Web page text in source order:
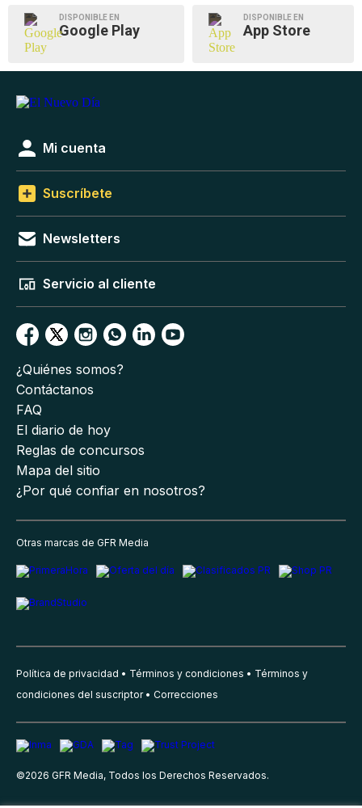
DISPONIBLE EN
Google Play
DISPONIBLE EN
App Store
Mi cuenta
Suscríbete
Newsletters
Servicio al cliente
¿Quiénes somos?
Contáctanos
FAQ
El diario de hoy
Reglas de concursos
Mapa del sitio
¿Por qué confiar en nosotros?
Otras marcas de GFR Media
Política de privacidad Términos y condiciones
Términos y
condiciones del suscriptor
Correcciones
©2026 GFR Media, Todos los Derechos Reservados.